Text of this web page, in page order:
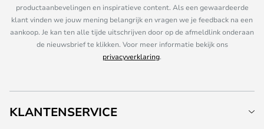
productaanbevelingen en inspiratieve content. Als een gewaardeerde
klant vinden we jouw mening belangrijk en vragen we je feedback na een
aankoop. Je kan ten alle tijde uitschrijven door op de afmeldlink onderaan
de nieuwsbrief te klikken. Voor meer informatie bekijk ons
privacyverklaring.
KLANTENSERVICE